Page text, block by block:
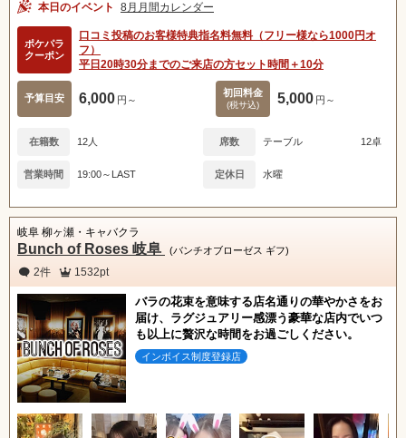
本日のイベント 8月月間カレンダー
ポケパラ
クーポン
口コミ投稿のお客様特典指名料無料（フリー様なら1000円オ
フ）
平日20時30分までのご来店の方セット時間＋10分
予算目安 6,000 円～
初回料金
(税サ込) 5,000 円～
在籍数 12人 席数 テーブル 12卓
営業時間 19:00～LAST 定休日 水曜
岐阜 柳ヶ瀬・キャバクラ
Bunch of Roses 岐阜 (バンチオブローゼス ギフ)
2件 1532pt
バラの花束を意味する店名通りの華やかさをお
届け、ラグジュアリー感漂う豪華な店内でいつ
も以上に贅沢な時間をお過ごしください。
インボイス制度登録店